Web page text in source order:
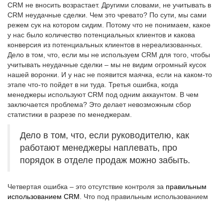
CRM не вносить возрастает. Другими словами, не учитывать в
CRM неудачные сделки. Чем это чревато? По сути, мы сами
режем сук на котором сидим. Потому что не понимаем, какое
у нас было количество потенциальных клиентов и какова
конверсия из потенциальных клиентов в нереализованных.
Дело в том, что, если мы не используем CRM для того, чтобы
учитывать неудачные сделки – мы не видим огромный кусок
нашей воронки. И у нас не появится маячка, если на каком-то
этапе что-то пойдет в ни туда. Третья ошибка, когда
менеджеры используют CRM под одним аккаунтом. В чем
заключается проблема? Это делает невозможным сбор
статистики в разрезе по менеджерам.
Дело в том, что, если руководителю, как
работают менеджеры наплевать, про
порядок в отделе продаж можно забыть.
Четвертая ошибка – это отсутствие контроля за правильным
использованием CRM . Что под правильным использованием